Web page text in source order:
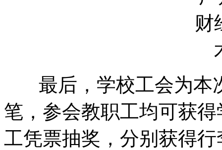
最后，学校工会为本
笔，参会教职工均可获
工凭票抽奖，分别获得